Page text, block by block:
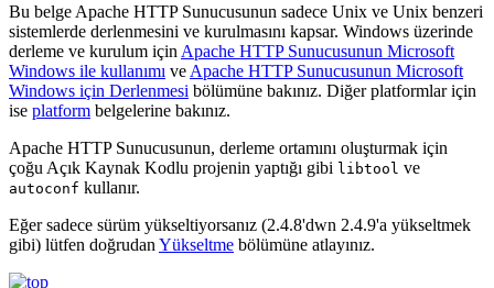
Bu belge Apache HTTP Sunucusunun sadece Unix ve Unix benzeri
sistemlerde derlenmesini ve kurulmasını kapsar. Windows üzerinde
derleme ve kurulum için Apache HTTP Sunucusunun Microsoft
Windows ile kullanımı ve Apache HTTP Sunucusunun Microsoft
Windows için Derlenmesi bölümüne bakınız. Diğer platformlar için
ise platform belgelerine bakınız.
Apache HTTP Sunucusunun, derleme ortamını oluşturmak için
çoğu Açık Kaynak Kodlu projenin yaptığı gibi libtool ve
autoconf kullanır.
Eğer sadece sürüm yükseltiyorsanız (2.4.8'dwn 2.4.9'a yükseltmek
gibi) lütfen doğrudan Yükseltme bölümüne atlayınız.